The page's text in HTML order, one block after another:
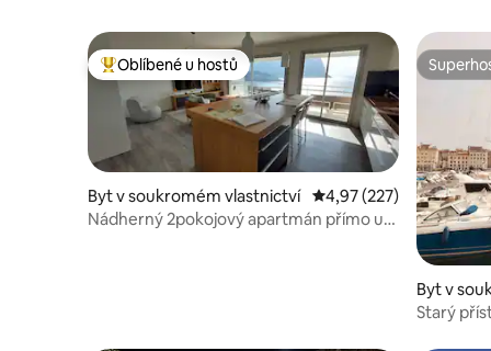
Nejlepší v kategorii Oblíbené u hostů
Oblíbené u hostů
Byt v soukromém vlastnictví Průměrné hodnocení
4,97 (227)
Nádherný 2pokojový apartmán přímo u
Byt v
Starý